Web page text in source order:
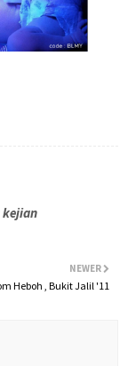
kejian
NEWER
Heboh , Bukit Jalil '11